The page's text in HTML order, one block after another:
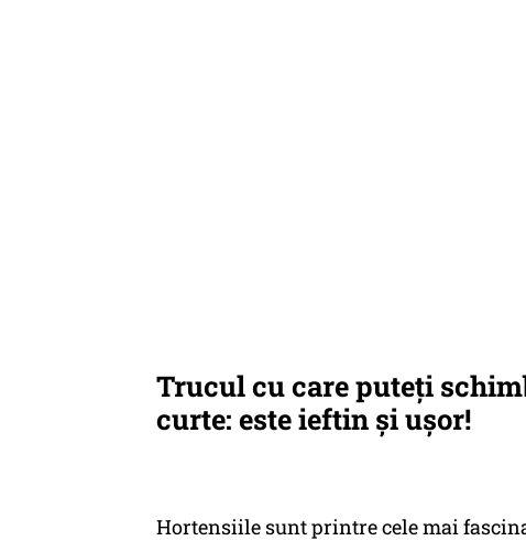
Trucul cu care puteți
curte: este ieftin și ușor!
Hortensiile sunt printre cele mai